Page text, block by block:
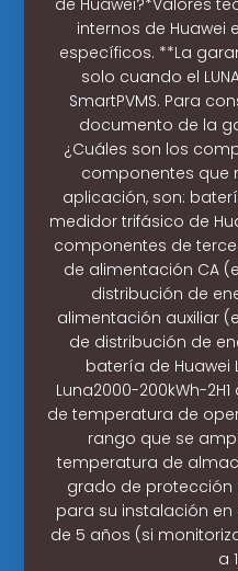
internos de Huawei
específicos. **La
solo cuando el
SmartPVMS. Para
documento de la
¿Cuáles son los
componentes que
aplicación, son:
medidor trifásico de
componentes de
de alimentación CA
distribución de
alimentación auxiliar
de distribución de
batería de Huawei
Luna2000-200kWh-
de temperatura de
rango que se
temperatura de
grado de protección
para su instalación en
de 5 años (si
a